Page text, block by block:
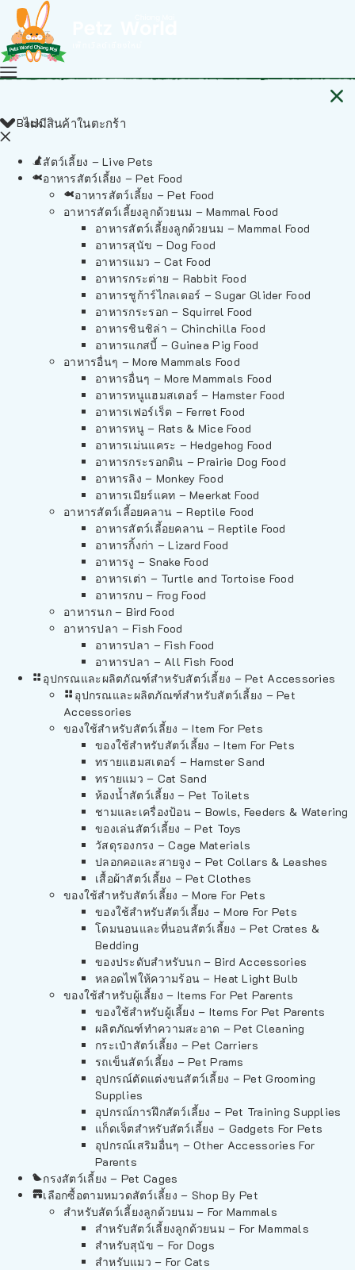
ไม่มีสินค้าในตะกร้า
Back
สัตว์เลี้ยง – Live Pets
อาหารสัตว์เลี้ยง – Pet Food
อาหารสัตว์เลี้ยง – Pet Food
อาหารสัตว์เลี้ยงลูกด้วยนม – Mammal Food
อาหารสัตว์เลี้ยงลูกด้วยนม – Mammal Food
อาหารสุนัข – Dog Food
อาหารแมว – Cat Food
อาหารกระต่าย – Rabbit Food
อาหารชูก้าร์ไกลเดอร์ – Sugar Glider Food
อาหารกระรอก – Squirrel Food
อาหารชินชิล่า – Chinchilla Food
อาหารแกสบี้ – Guinea Pig Food
อาหารอื่นๆ – More Mammals Food
อาหารอื่นๆ – More Mammals Food
อาหารหนูแฮมสเตอร์ – Hamster Food
อาหารเฟอร์เร็ต – Ferret Food
อาหารหนู – Rats & Mice Food
อาหารเม่นแคระ – Hedgehog Food
อาหารกระรอกดิน – Prairie Dog Food
อาหารลิง – Monkey Food
อาหารเมียร์แคท – Meerkat Food
อาหารสัตว์เลี้อยคลาน – Reptile Food
อาหารสัตว์เลี้อยคลาน – Reptile Food
อาหารกิ้งก่า – Lizard Food
อาหารงู – Snake Food
อาหารเต่า – Turtle and Tortoise Food
อาหารกบ – Frog Food
อาหารนก – Bird Food
อาหารปลา – Fish Food
อาหารปลา – Fish Food
อาหารปลา – All Fish Food
อุปกรณและผลิตภัณฑ์สำหรับสัตว์เลี้ยง – Pet Accessories
อุปกรณและผลิตภัณฑ์สำหรับสัตว์เลี้ยง – Pet
Accessories
ของใช้สำหรับสัตว์เลี้ยง – Item For Pets
ของใช้สำหรับสัตว์เลี้ยง – Item For Pets
ทรายแฮมสเตอร์ – Hamster Sand
ทรายแมว – Cat Sand
ห้องน้ำสัตว์เลี้ยง – Pet Toilets
ชามและเครื่องป้อน – Bowls, Feeders & Watering
ของเล่นสัตว์เลี้ยง – Pet Toys
วัสดุรองกรง – Cage Materials
ปลอกคอและสายจูง – Pet Collars & Leashes
เสื้อผ้าสัตว์เลี้ยง – Pet Clothes
ของใช้สำหรับสัตว์เลี้ยง – More For Pets
ของใช้สำหรับสัตว์เลี้ยง – More For Pets
โดมนอนและที่นอนสัตว์เลี้ยง – Pet Crates &
Bedding
ของประดับสำหรับนก – Bird Accessories
หลอดไฟให้ความร้อน – Heat Light Bulb
ของใช้สำหรับผู้เลี้ยง – Items For Pet Parents
ของใช้สำหรับผู้เลี้ยง – Items For Pet Parents
ผลิตภัณฑ์ทำความสะอาด – Pet Cleaning
กระเป๋าสัตว์เลี้ยง – Pet Carriers
รถเข็นสัตว์เลี้ยง – Pet Prams
อุปกรณ์ตัดแต่งขนสัตว์เลี้ยง – Pet Grooming
Supplies
อุปกรณ์การฝึกสัตว์เลี้ยง – Pet Training Supplies
แก็ดเจ็ตสำหรับสัตว์เลี้ยง – Gadgets For Pets
อุปกรณ์เสริมอื่นๆ – Other Accessories For
Parents
กรงสัตว์เลี้ยง – Pet Cages
เลือกซื้อตามหมวดสัตว์เลี้ยง – Shop By Pet
สำหรับสัตว์เลี้ยงลูกด้วยนม – For Mammals
สำหรับสัตว์เลี้ยงลูกด้วยนม – For Mammals
สำหรับสุนัข – For Dogs
สำหรับแมว – For Cats